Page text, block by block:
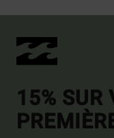
15% SUR